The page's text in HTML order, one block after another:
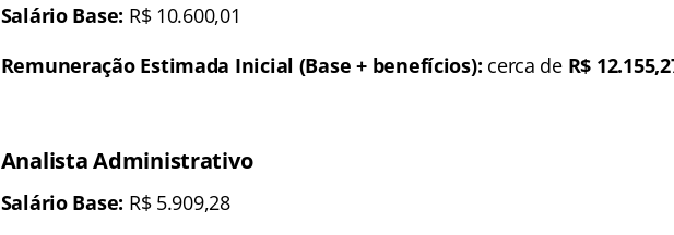
Salário Base: R$ 10.600,01
Remuneração Estimada Inicial (Base + benefícios): cerca de R$
Analista Administrativo
Salário Base: R$ 5.909,28